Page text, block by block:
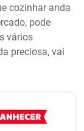
cozinhar anda
pode
vários
preciosa, vai